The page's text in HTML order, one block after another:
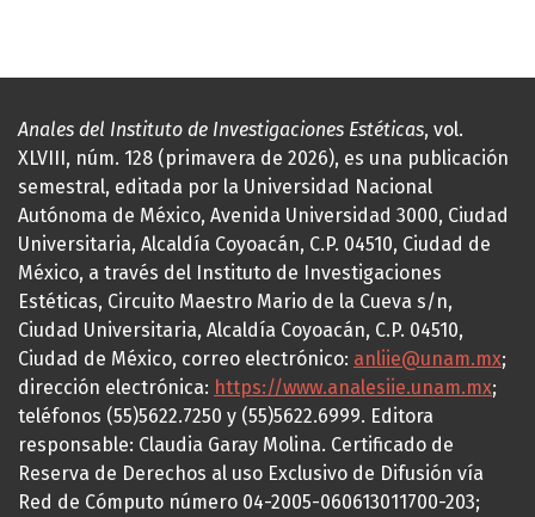
Anales del Instituto de Investigaciones Estéticas, vol.
XLVIII, núm. 128 (primavera de 2026), es una publicación
semestral, editada por la Universidad Nacional
Autónoma de México, Avenida Universidad 3000, Ciudad
Universitaria, Alcaldía Coyoacán, C.P. 04510, Ciudad de
México, a través del Instituto de Investigaciones
Estéticas, Circuito Maestro Mario de la Cueva s/n,
Ciudad Universitaria, Alcaldía Coyoacán, C.P. 04510,
Ciudad de México, correo electrónico: anliie@unam.mx;
dirección electrónica: https://www.analesiie.unam.mx;
teléfonos (55)5622.7250 y (55)5622.6999. Editora
responsable: Claudia Garay Molina. Certificado de
Reserva de Derechos al uso Exclusivo de Difusión vía
Red de Cómputo número 04-2005-060613011700-203;